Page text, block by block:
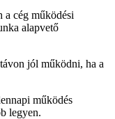
a cég működési
alapvető
jól működni, ha a
működés
legyen.